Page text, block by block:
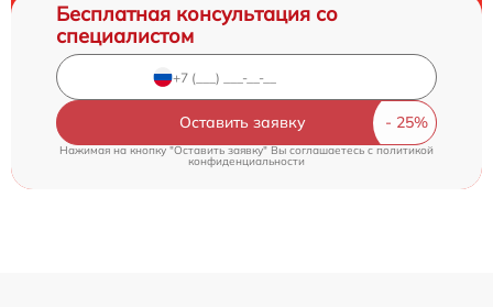
Бесплатная консультация со
специалистом
Оставить заявку
Нажимая на кнопку "Оставить заявку" Вы соглашаетесь c политикой
конфиденциальности